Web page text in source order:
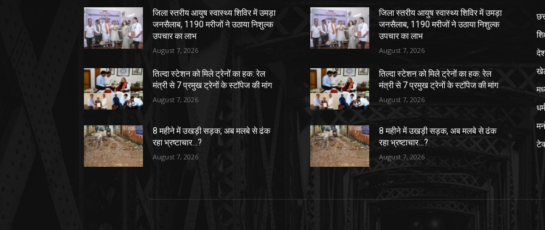
जिला स्तरीय आयुष स्वास्थ्य शिविर में उमड़ा
जनसैलाब, 1190 मरीजों ने उठाया निशुल्क
उपचार का लाभ
August 7, 2026
तिल्दा स्टेशन को मिले ट्रेनों का हक: रेल
मंत्री से 7 प्रमुख ट्रेनों के स्टॉपेज की मांग
August 7, 2026
8 महीने में उखड़ी सड़क, अब मलबे से ढंक
रहा भ्रष्टाचार…?
August 7, 2026
जिला स्तरीय आयुष स्वास्थ्य शिविर में उमड़ा
जनसैलाब, 1190 मरीजों ने उठाया निशुल्क
उपचार का लाभ
August 7, 2026
तिल्दा स्टेशन को मिले ट्रेनों का हक: रेल
मंत्री से 7 प्रमुख ट्रेनों के स्टॉपेज की मांग
August 7, 2026
8 महीने में उखड़ी सड़क, अब मलबे से ढंक
रहा भ्रष्टाचार…?
August 7, 2026
धर्म